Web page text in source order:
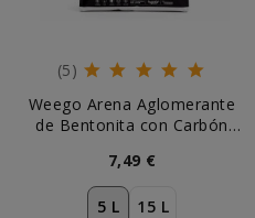
(5)
Weego Arena Aglomerante
de Bentonita con Carbón
7,49 €
5 L 15 L